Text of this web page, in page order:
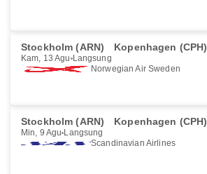
Stockholm (ARN) Kopenhagen (CPH)
Kam, 13 Agu Langsung
Norwegian Air Sweden
Stockholm (ARN) Kopenhagen (CPH)
Min, 9 Agu Langsung
Scandinavian Airlines